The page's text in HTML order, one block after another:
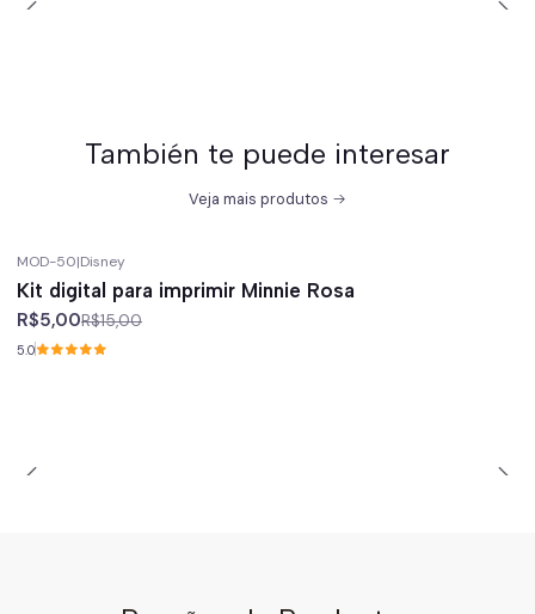
También te puede interesar
Veja mais produtos
MOD-50|Disney
Kit digital para imprimir Minnie Rosa
R$5,00R$15,00
5.0